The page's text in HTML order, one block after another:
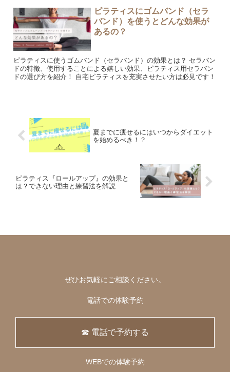
ピラティスにゴムバンド（セラ
バンド）を使うとどんな効果が
あるの？
ピラティスに使うゴムバンド（セラバンド）の効果とは？ セラバン
ドの特徴、使用することによる嬉しい効果、ピラティス用セラバン
ドの選び方を紹介！ 自宅ピラティスを充実させたい方は必見です！
夏までに痩せるにはいつからダイエット
を始めるべき！？
ピラティス『ロールアップ』の効果と
は？できない理由と練習法を解説
ぜひお気軽にご相談ください。
電話での体験予約
☎ 電話で予約する
WEBでの体験予約